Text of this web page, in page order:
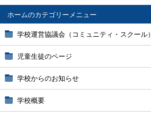
ホーム
学校運営協議会（コミュニティ・スクール）
児童生徒のページ
学校からのお知らせ
学校概要